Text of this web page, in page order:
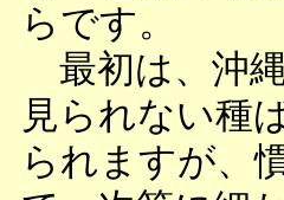
らです。
最初は、沖
見られない種
られますが、